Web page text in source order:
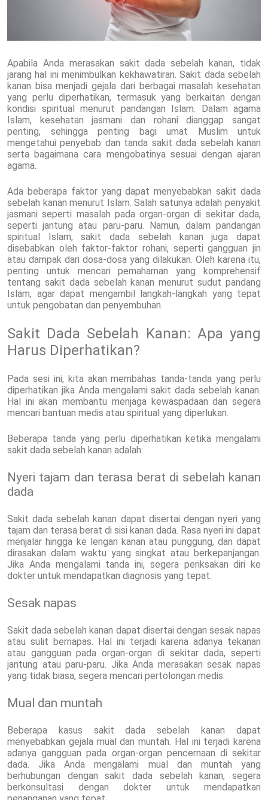
Apabila Anda merasakan sakit dada sebelah kanan, tidak
jarang hal ini menimbulkan kekhawatiran. Sakit dada sebelah
kanan bisa menjadi gejala dari berbagai masalah kesehatan
yang perlu diperhatikan, termasuk yang berkaitan dengan
kondisi spiritual menurut pandangan Islam. Dalam agama
Islam, kesehatan jasmani dan rohani dianggap sangat
penting, sehingga penting bagi umat Muslim untuk
mengetahui penyebab dan tanda sakit dada sebelah kanan
serta bagaimana cara mengobatinya sesuai dengan ajaran
agama.
Ada beberapa faktor yang dapat menyebabkan sakit dada
sebelah kanan menurut Islam. Salah satunya adalah penyakit
jasmani seperti masalah pada organ-organ di sekitar dada,
seperti jantung atau paru-paru. Namun, dalam pandangan
spiritual Islam, sakit dada sebelah kanan juga dapat
disebabkan oleh faktor-faktor rohani, seperti gangguan jin
atau dampak dari dosa-dosa yang dilakukan. Oleh karena itu,
penting untuk mencari pemahaman yang komprehensif
tentang sakit dada sebelah kanan menurut sudut pandang
Islam, agar dapat mengambil langkah-langkah yang tepat
untuk pengobatan dan penyembuhan.
Sakit Dada Sebelah Kanan: Apa yang
Harus Diperhatikan?
Pada sesi ini, kita akan membahas tanda-tanda yang perlu
diperhatikan jika Anda mengalami sakit dada sebelah kanan.
Hal ini akan membantu menjaga kewaspadaan dan segera
mencari bantuan medis atau spiritual yang diperlukan.
Beberapa tanda yang perlu diperhatikan ketika mengalami
sakit dada sebelah kanan adalah:
Nyeri tajam dan terasa berat di sebelah kanan
dada
Sakit dada sebelah kanan dapat disertai dengan nyeri yang
tajam dan terasa berat di sisi kanan dada. Rasa nyeri ini dapat
menjalar hingga ke lengan kanan atau punggung, dan dapat
dirasakan dalam waktu yang singkat atau berkepanjangan.
Jika Anda mengalami tanda ini, segera periksakan diri ke
dokter untuk mendapatkan diagnosis yang tepat.
Sesak napas
Sakit dada sebelah kanan dapat disertai dengan sesak napas
atau sulit bernapas. Hal ini terjadi karena adanya tekanan
atau gangguan pada organ-organ di sekitar dada, seperti
jantung atau paru-paru. Jika Anda merasakan sesak napas
yang tidak biasa, segera mencari pertolongan medis.
Mual dan muntah
Beberapa kasus sakit dada sebelah kanan dapat
menyebabkan gejala mual dan muntah. Hal ini terjadi karena
adanya gangguan pada organ-organ pencernaan di sekitar
dada. Jika Anda mengalami mual dan muntah yang
berhubungan dengan sakit dada sebelah kanan, segera
berkonsultasi dengan dokter untuk mendapatkan